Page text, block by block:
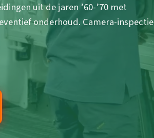
uit de jaren ’60-’70 met
onderhoud. Camera-inspectie